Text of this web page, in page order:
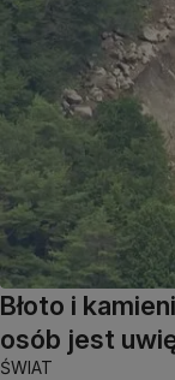
Błoto i
osób jest
ŚWIAT